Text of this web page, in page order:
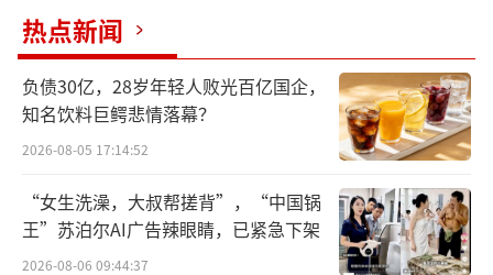
出海寻找市场增量
据国家药监局注册信息显示，截至2024年6
月，全国已经有100多个隐形矫治器产品获批。
其中，2019年以前每年新获批的产品数仅在个
位数，2022年和2023年进入爆发期，每年分别
有多达23个产品获批。
热点新闻
负债30亿，28岁年轻人败光百亿国企，
知名饮料巨鳄悲情落幕？
2026-08-05 17:14:52
“女生洗澡，大叔帮搓背”，“中国锅
王”苏泊尔AI广告辣眼睛，已紧急下架
2026-08-06 09:44:37